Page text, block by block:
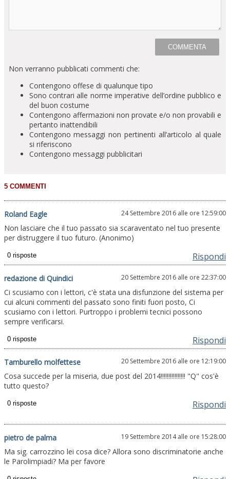
Non verranno pubblicati commenti che:
Contengono offese di qualunque tipo
Sono contrari alle norme imperative dell’ordine pubblico e
del buon costume
Contengono affermazioni non provate e/o non provabili e
pertanto inattendibili
Contengono messaggi non pertinenti all’articolo al quale
si riferiscono
Contengono messaggi pubblicitari
Roland Eagle 24 Settembre 2016 alle ore 12:59:00
Non lasciare che il tuo passato sia scaraventato nel tuo presente
per distruggere il tuo futuro. (Anonimo)
Rispondi
redazione di Quindici 20 Settembre 2016 alle ore 22:37:00
Ci scusiamo con i lettori, c'è stata una disfunzione del sistema per
cui alcuni commenti del passato sono finiti fuori posto, Ci
scusiamo con i lettori. Purtroppo i problemi tecnici possono
sempre verificarsi.
Rispondi
Tamburello molfettese 20 Settembre 2016 alle ore 12:19:00
Cosa succede per la miseria, due post del 2014!!!!!!!!!!!!!!!! "Q" cos'è
tutto questo?
Rispondi
pietro de palma 19 Settembre 2014 alle ore 15:28:00
Ma sig. carrozzino lei cosa dice? Allora sono discriminatorie anche
le Parolimpiadi? Ma per favore